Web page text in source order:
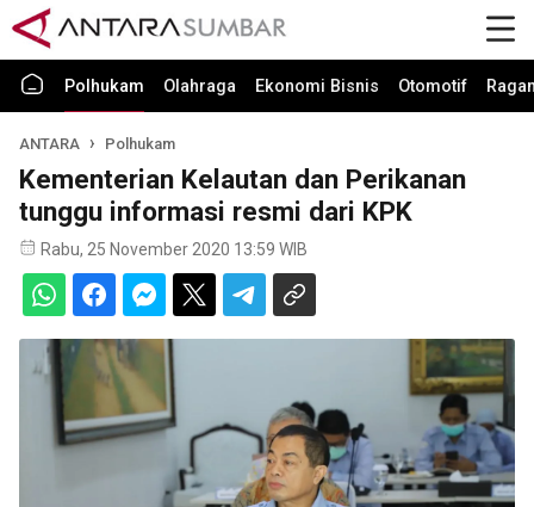
Polhukam Olahraga Ekonomi Bisnis Otomotif
ANTARA Polhukam
Kementerian Kelautan dan Perikanan
tunggu informasi resmi dari KPK
Rabu, 25 November 2020 13:59 WIB